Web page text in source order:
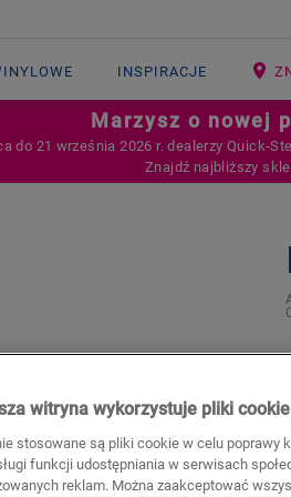
INSPIRACJE
Marzysz o nowej
do 21 września 2026 r. dealerzy
Znajdź najbliższy
witryna wykorzystuje pliki cookie
stosowane są pliki cookie w celu poprawy
funkcji udostępniania w serwisach
reklam. Można zaakceptować